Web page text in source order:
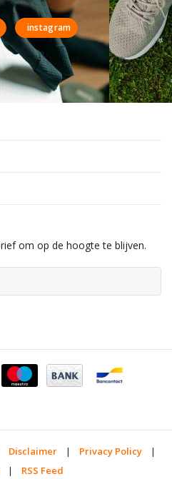
instagram
om op de hoogte te blijven.
Disclaimer | Privacy Policy
|
| RSS Feed